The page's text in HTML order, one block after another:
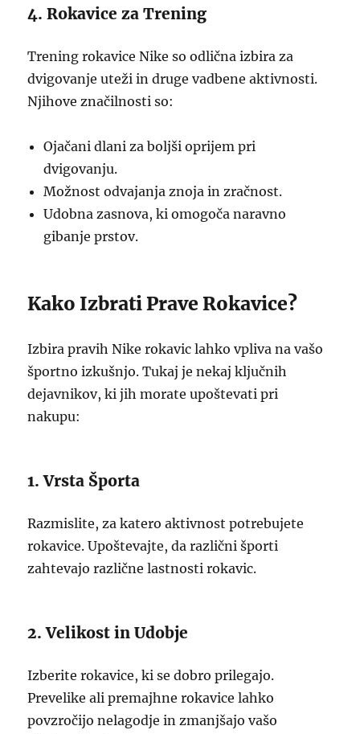
4. Rokavice za Trening
Trening rokavice Nike so odlična izbira za
dvigovanje uteži in druge vadbene aktivnosti.
Njihove značilnosti so:
Ojačani dlani za boljši oprijem pri
dvigovanju.
Možnost odvajanja znoja in zračnost.
Udobna zasnova, ki omogoča naravno
gibanje prstov.
Kako Izbrati Prave Rokavice?
Izbira pravih Nike rokavic lahko vpliva na vašo
športno izkušnjo. Tukaj je nekaj ključnih
dejavnikov, ki jih morate upoštevati pri
nakupu:
1. Vrsta Športa
Razmislite, za katero aktivnost potrebujete
rokavice. Upoštevajte, da različni športi
zahtevajo različne lastnosti rokavic.
2. Velikost in Udobje
Izberite rokavice, ki se dobro prilegajo.
Prevelike ali premajhne rokavice lahko
povzročijo nelagodje in zmanjšajo vašo